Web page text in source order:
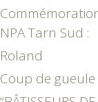
NPA Tarn Sud :
Roland
Coup de